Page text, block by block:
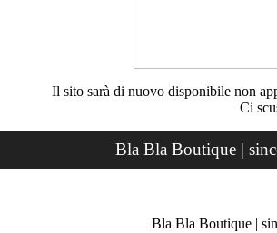
Il sito sarà di nuovo disponibile non
Ci
Bla Bla Boutique |
Bla Bla Boutique |